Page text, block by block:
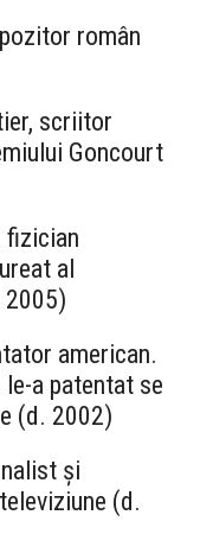
român
scriitor
Goncourt
fizician
al
2005)
american.
a patentat se
(d. 2002)
și
(d.